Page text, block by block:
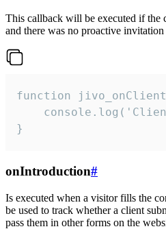
This callback will be executed if the
and there was no proactive
function
}
onIntroduction#
Is executed when a visitor fills the
be used to track whether a client
pass them in other forms on the